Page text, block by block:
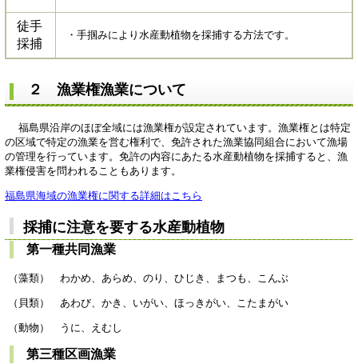
徒手
採捕
・手掴みにより水産動植物を採捕する方法です。
２ 漁業権漁業について
福島県沿岸のほぼ全域には漁業権が設定されています。漁業権とは特定
の区域で特定の漁業を営む権利で、免許された漁業協同組合において漁場
の管理を行っています。免許の内容にあたる水産動植物を採捕すると、漁
業権侵害を問われることもあります。
福島県海域の漁業権に関する詳細はこちら
採捕に注意を要する水産動植物
第一種共同漁業
（藻類） わかめ、あらめ、のり、ひじき、まつも、こんぶ
（貝類） あわび、かき、いがい、ほっきがい、こたまがい
（動物） うに、えむし
第三種区画漁業